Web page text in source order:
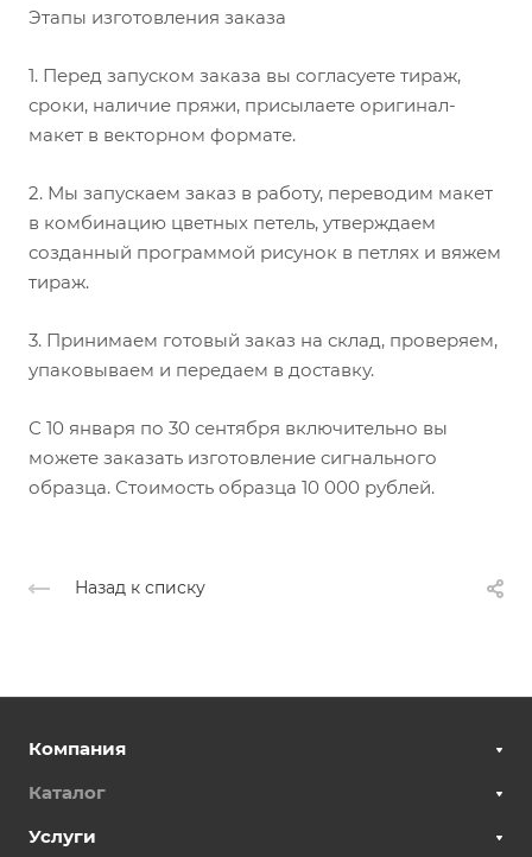
Этапы изготовления заказа
1. Перед запуском заказа вы согласуете тираж,
сроки, наличие пряжи, присылаете оригинал-
макет в векторном формате.
2. Мы запускаем заказ в работу, переводим макет
в комбинацию цветных петель, утверждаем
созданный программой рисунок в петлях и вяжем
тираж.
3. Принимаем готовый заказ на склад, проверяем,
упаковываем и передаем в доставку.
С 10 января по 30 сентября включительно вы
можете заказать изготовление сигнального
образца. Стоимость образца 10 000 рублей.
Назад к списку
Компания
Каталог
Услуги